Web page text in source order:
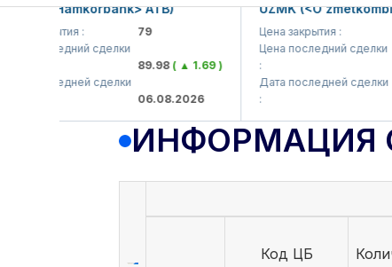
(<Hamkorbank> ATB)
закрытия :
последний сделки
89.98( ▲ 1.69 )
последней сделки
06.08.2026
UZMK
Цена закрытия :
Цена последний сделки
Дата последней сделки
ИНФОРМАЦИЯ
Код ЦБ